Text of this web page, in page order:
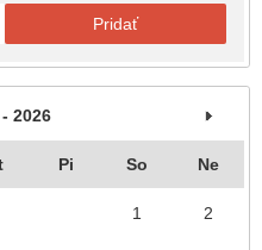
Pridať
2026
Pi So Ne
1 2